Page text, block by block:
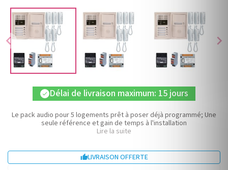
chevron_left chevron_right
check Délai de livraison maximum: 15 jours
Le pack audio pour 5 logements prêt à poser déjà programmé; Une
seule référence et gain de temps à l'installation
Lire la suite
LIVRAISON OFFERTE